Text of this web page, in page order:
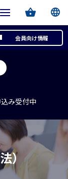
み受付中
み受付中
み受付中
会員向け情報
）